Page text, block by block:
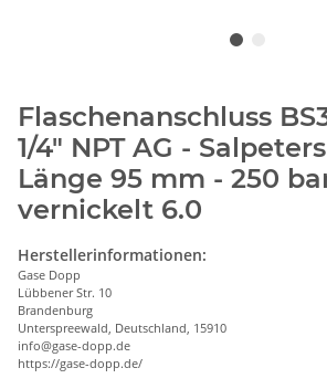
Flaschenanschluss
1/4" NPT AG -
Länge 95 mm - 250
vernickelt 6.0
Herstellerinformationen:
Gase Dopp
Lübbener Str. 10
Brandenburg
Unterspreewald, Deutschland, 15910
info@gase-dopp.de
https://gase-dopp.de/